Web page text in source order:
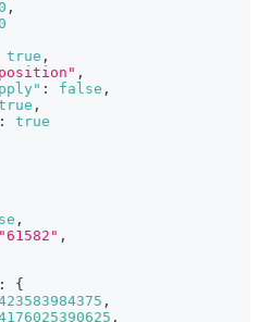
,
true ,
,
: false ,
,
:
true
,
"61582" ,
:
{
,
,